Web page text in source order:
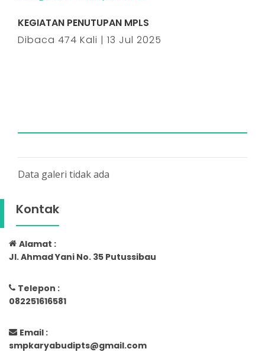
KEGIATAN PENUTUPAN MPLS
Dibaca 474 Kali | 13 Jul 2025
Data galeri tidak ada
Kontak
Alamat :
Jl. Ahmad Yani No. 35 Putussibau
Telepon :
082251616581
Email :
smpkaryabudipts@gmail.com